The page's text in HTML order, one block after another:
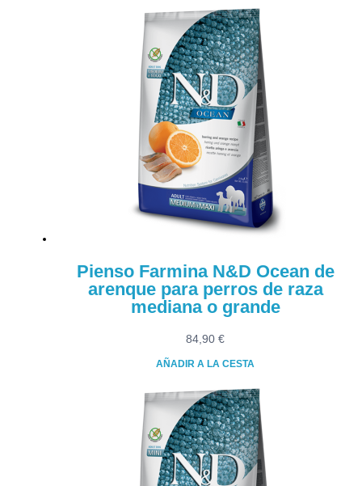
desde
1,50 €
hasta
32,90 €
Este
producto
tiene
múltiples
variantes.
Las
opciones
pueden
en
la
página
Pienso Farmina N&D Ocean de
arenque para perros de raza
mediana o grande
84,90 €
AÑADIR A LA CESTA